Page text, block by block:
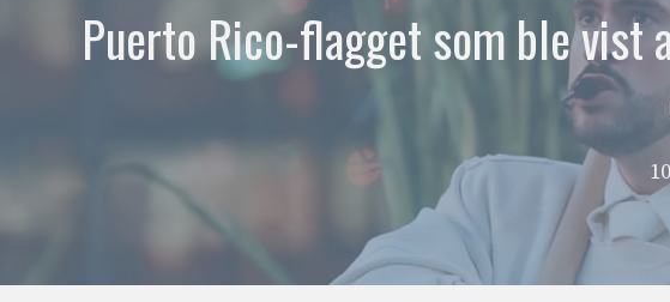
Puerto Rico-flagget som ble vist